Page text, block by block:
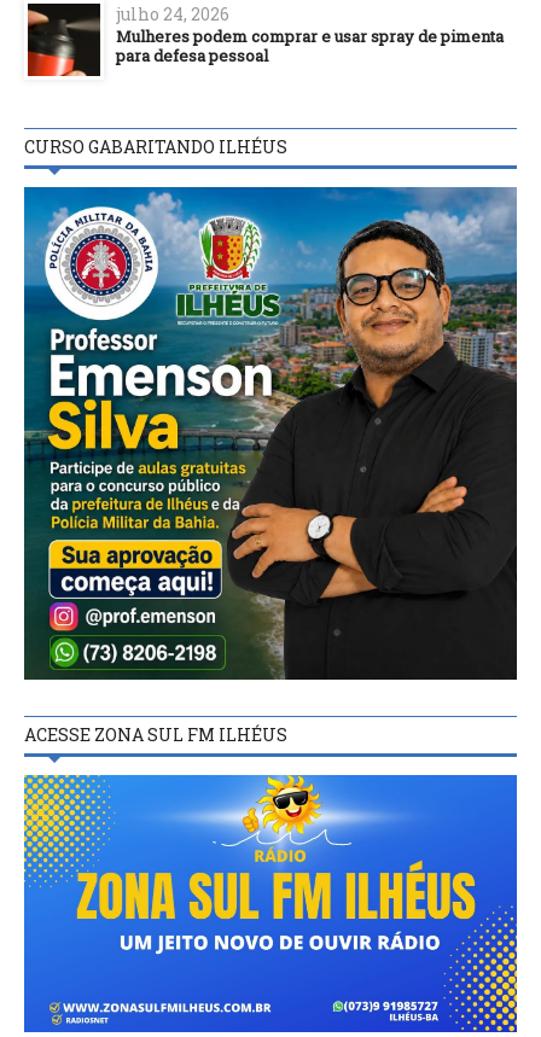
julho 24, 2026
Mulheres podem comprar e usar spray de pimenta
para defesa pessoal
CURSO GABARITANDO ILHÉUS
ACESSE ZONA SUL FM ILHÉUS